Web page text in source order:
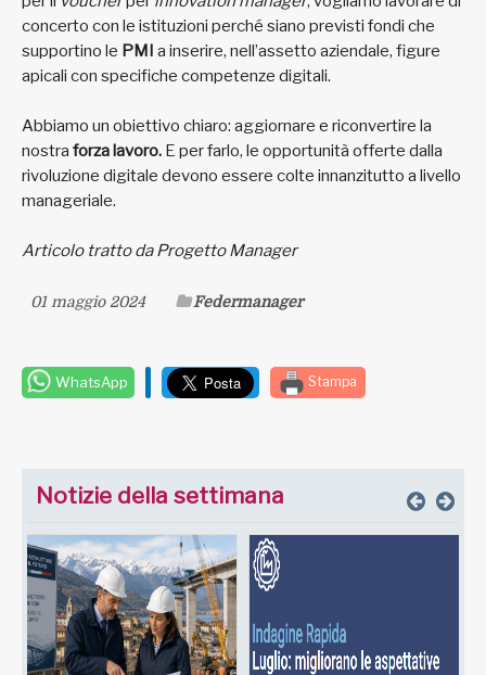
concerto con le istituzioni perché siano previsti fondi che
supportino le PMI a inserire, nell’assetto aziendale, figure
apicali con specifiche competenze digitali.
Abbiamo un obiettivo chiaro: aggiornare e riconvertire la
nostra forza lavoro. E per farlo, le opportunità offerte dalla
rivoluzione digitale devono essere colte innanzitutto a livello
manageriale.
Articolo tratto da Progetto Manager
01 maggio 2024 Federmanager
WhatsApp Stampa
Notizie della settimana